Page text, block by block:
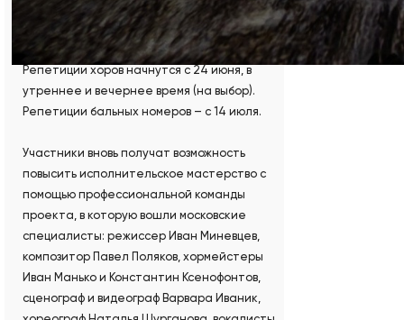
Обязательно укажите фамилию, имя и
отчество, возраст и контактный телефон.
Репетиции хоров начнутся с 24 июня, в
утреннее и вечернее время (на выбор).
Репетиции бальных номеров – с 14 июля.
Участники вновь получат возможность
повысить исполнительское мастерство с
помощью профессиональной команды
проекта, в которую вошли московские
специалисты: режиссер Иван Миневцев,
композитор Павел Поляков, хормейстеры
Иван Манько и Константин Ксенофонтов,
сценограф и видеограф Варвара Иваник,